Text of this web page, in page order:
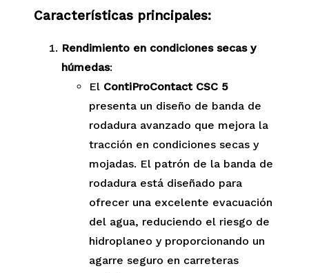
Características principales:
Rendimiento en condiciones secas y
húmedas:
El ContiProContact CSC 5
presenta un diseño de banda de
rodadura avanzado que mejora la
tracción en condiciones secas y
mojadas. El patrón de la banda de
rodadura está diseñado para
ofrecer una excelente evacuación
del agua, reduciendo el riesgo de
hidroplaneo y proporcionando un
agarre seguro en carreteras